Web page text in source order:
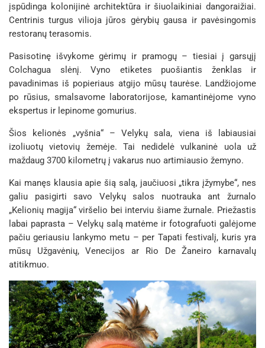
įspūdinga kolonijinė architektūra ir šiuolaikiniai dangoraižiai.
Centrinis turgus vilioja jūros gėrybių gausa ir pavėsingomis
restoranų terasomis.
Pasisotinę išvykome gėrimų ir pramogų – tiesiai į garsųjį
Colchagua slėnį. Vyno etiketes puošiantis ženklas ir
pavadinimas iš popieriaus atgijo mūsų taurėse. Landžiojome
po rūsius, smalsavome laboratorijose, kamantinėjome vyno
ekspertus ir lepinome gomurius.
Šios kelionės „vyšnia“ – Velykų sala, viena iš labiausiai
izoliuotų vietovių žemėje. Tai nedidelė vulkaninė uola už
maždaug 3700 kilometrų į vakarus nuo artimiausio žemyno.
Kai manęs klausia apie šią salą, jaučiuosi „tikra įžymybe“, nes
galiu pasigirti savo Velykų salos nuotrauka ant žurnalo
„Kelionių magija“ viršelio bei interviu šiame žurnale. Priežastis
labai paprasta – Velykų salą matėme ir fotografuoti galėjome
pačiu geriausiu lankymo metu – per Tapati festivalį, kuris yra
mūsų Užgavėnių, Venecijos ar Rio De Žaneiro karnavalų
atitikmuo.